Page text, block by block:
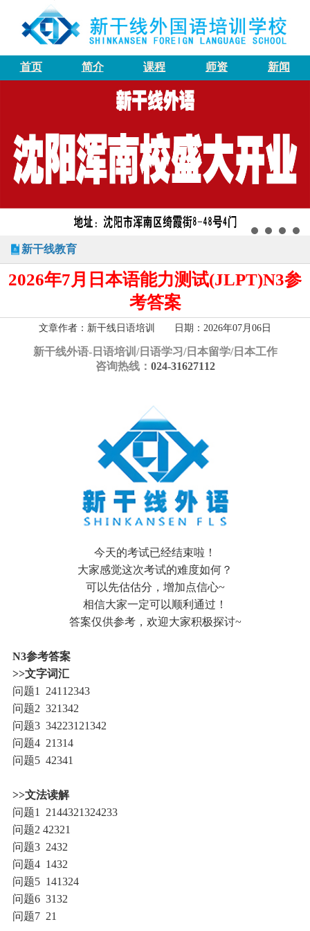
首页 简介 课程 师资 新闻
新干线教育
2026年7月日本语能力测试(JLPT)N3参
考答案
文章作者：新干线日语培训 日期：2026年07月06日
新干线外语-日语培训/日语学习/日本留学/日本工作
咨询热线： 024-31627112
今天的考试已经结束啦！
大家感觉这次考试的难度如何？
可以先估估分，增加点信心~
相信大家一定可以顺利通过！
答案仅供参考，欢迎大家积极探讨~
N3参考答案
>>文字词汇
问题1 24112343
问题2 321342
问题3 34223121342
问题4 21314
问题5 42341
>>文法读解
问题1 2144321324233
问题2 42321
问题3 2432
问题4 1432
问题5 141324
问题6 3132
问题7 21